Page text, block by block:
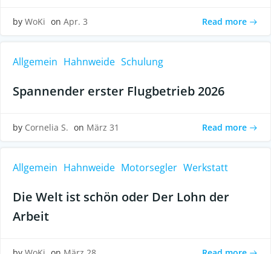
by WoKi on Apr. 3 Read more
Allgemein Hahnweide Schulung
Spannender erster Flugbetrieb 2026
by Cornelia S. on März 31 Read more
Allgemein Hahnweide Motorsegler Werkstatt
Die Welt ist schön oder Der Lohn der
Arbeit